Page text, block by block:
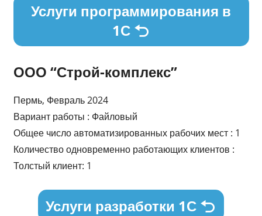
Услуги программирования в
1С
ООО “Строй-комплекс”
Пермь, Февраль 2024
Вариант работы : Файловый
Общее число автоматизированных рабочих мест : 1
Количество одновременно работающих клиентов :
Толстый клиент: 1
Услуги разработки 1С